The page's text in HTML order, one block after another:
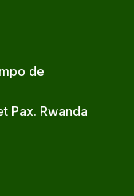
de
Pax. Rwanda